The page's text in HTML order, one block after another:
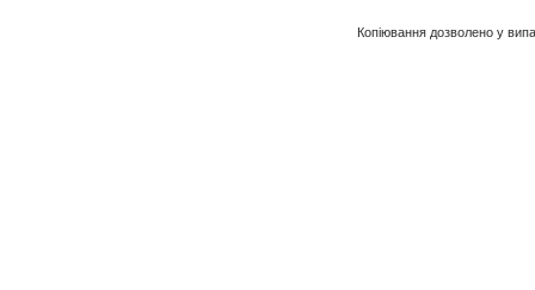
Копіювання дозволено у